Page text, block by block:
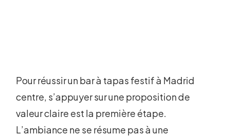
Pour réussir un bar à tapas festif à Madrid
centre, s’appuyer sur une proposition de
valeur claire est la première étape.
L’ambiance ne se résume pas à une